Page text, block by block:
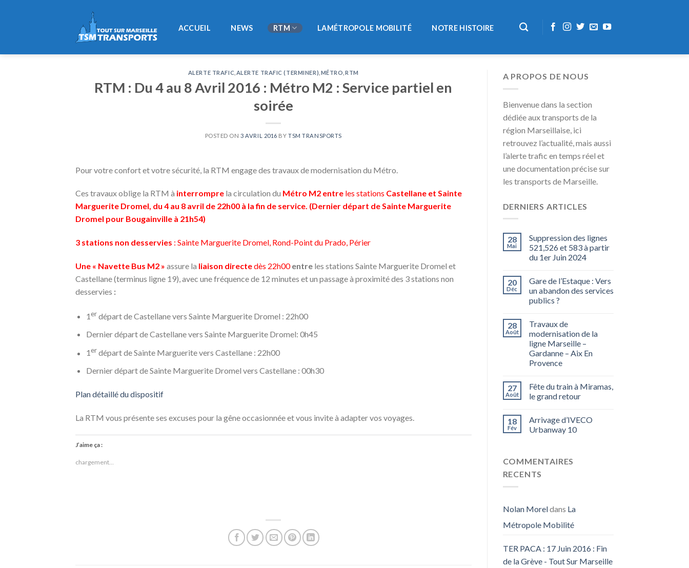
ACCUEIL NEWS RTM LAMÉTROPOLE MOBILITÉ NOTRE HISTOIRE
ALERTE TRAFIC ALERTE TRAFIC (TERMINER) MÉTRO ,RTM
RTM : Du 4 au 8 Avril 2016 : Métro M2 : Service partiel en
soirée
POSTED ON3 AVRIL 2016 BYTSM TRANSPORTS
Pour votre confort et votre sécurité, la RTM engage des travaux de modernisation du Métro.
Ces travaux oblige la RTM à interrompre la circulation du Métro M2 entre les stations Castellane et Sainte
Marguerite Dromel, du 4 au 8 avril de 22h00 à la fin de service. (Dernier départ de Sainte Marguerite
Dromel pour Bougainville à 21h54)
3 stations non desservies : Sainte Marguerite Dromel, Rond-Point du Prado, Périer
Une « Navette Bus M2 » assure la liaison directedès 22h00 entre les stations Sainte Marguerite Dromel et
Castellane (terminus ligne 19), avec une fréquence de 12 minutes et un passage à proximité des 3 stations non
desservies :
1erdépart de Castellane vers Sainte Marguerite Dromel : 22h00
Dernier départ de Castellane vers Sainte Marguerite Dromel: 0h45
1erdépart de Sainte Marguerite vers Castellane : 22h00
Dernier départ de Sainte Marguerite Dromel vers Castellane : 00h30
Plan détaillé du dispositif
La RTM vous présente ses excuses pour la gêne occasionnée et vous invite à adapter vos voyages.
J’aime ça :
chargement…
A PROPOS DE NOUS
Bienvenue dans la section
dédiée aux transports de la
région Marseillaise, ici
retrouvez l’actualité, mais aussi
l’alerte trafic en temps réel et
une documentation précise sur
les transports de Marseille.
DERNIERS ARTICLES
28
Mai
Suppression des lignes
521,526 et 583 à partir
du 1er Juin 2024
20
Déc
Gare de l’Estaque : Vers
un abandon des services
publics ?
28
Août
Travaux de
modernisation de la
ligne Marseille –
Gardanne – Aix En
Provence
27
Août
Fête du train à Miramas,
le grand retour
18
Fév
Arrivage d’IVECO
Urbanway 10
COMMENTAIRES
RECENTS
Nolan Moreldans La
Métropole Mobilité
TER PACA : 17 Juin 2016 : Fin
de la Grève - Tout Sur Marseille